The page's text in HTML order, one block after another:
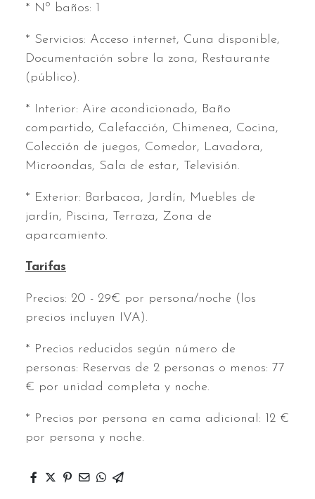
* Nº baños: 1
* Servicios: Acceso internet, Cuna disponible,
Documentación sobre la zona, Restaurante
(público).
* Interior: Aire acondicionado, Baño
compartido, Calefacción, Chimenea, Cocina,
Colección de juegos, Comedor, Lavadora,
Microondas, Sala de estar, Televisión.
* Exterior: Barbacoa, Jardín, Muebles de
jardín, Piscina, Terraza, Zona de
aparcamiento.
Tarifas
Precios: 20 - 29€ por persona/noche (los
precios incluyen IVA).
* Precios reducidos según número de
personas: Reservas de 2 personas o menos: 77
€ por unidad completa y noche.
* Precios por persona en cama adicional: 12 €
por persona y noche.